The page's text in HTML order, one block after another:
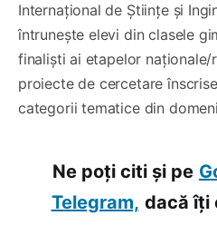
Internațional de Științe și
întrunește elevi din clasele
finaliști ai etapelor naționale/
proiecte de cercetare
categorii tematice din
Ne poți citi și pe
Telegram, dacă îți